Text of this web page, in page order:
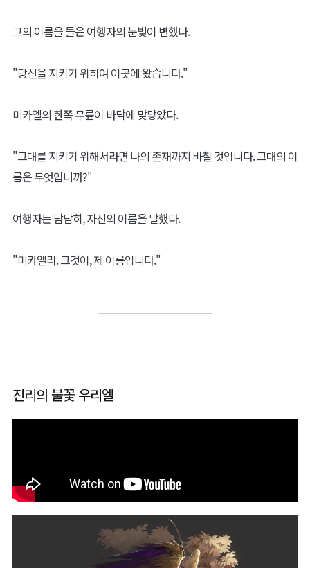
그의 이름을 들은 여행자의 눈빛이 변했다.
"당신을 지키기 위하여 이곳에 왔습니다."
미카엘의 한쪽 무릎이 바닥에 맞닿았다.
"그대를 지키기 위해서라면 나의 존재까지 바칠 것입니다. 그대의 이
름은 무엇입니까?"
여행자는 담담히, 자신의 이름을 말했다.
"미카엘라. 그것이, 제 이름입니다."
진리의 불꽃 우리엘